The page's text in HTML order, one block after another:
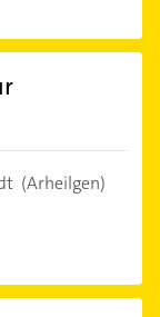
(Arheilgen)